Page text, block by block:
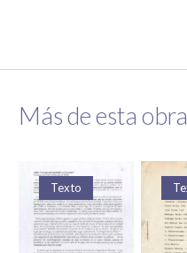
Más de esta obra
Texto